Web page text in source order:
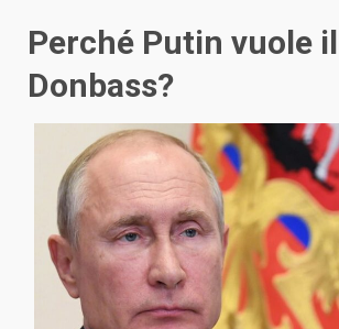
Perché Putin vuole il
Donbass?